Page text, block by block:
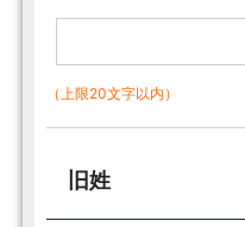
（上限20文字以内）
旧姓